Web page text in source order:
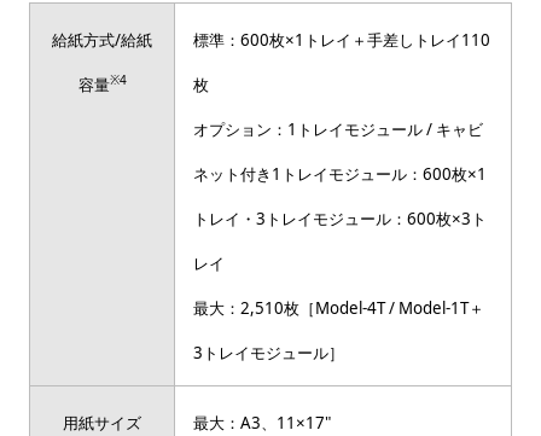
給紙方式/給紙
容量※4
標準：600枚×1トレイ＋手差しトレイ110
枚
オプション：1トレイモジュール / キャビ
ネット付き1トレイモジュール：600枚×1
トレイ・3トレイモジュール：600枚×3ト
レイ
最大：2,510枚［Model-4T / Model-1T＋
3トレイモジュール］
用紙サイズ 最大：A3、11×17"